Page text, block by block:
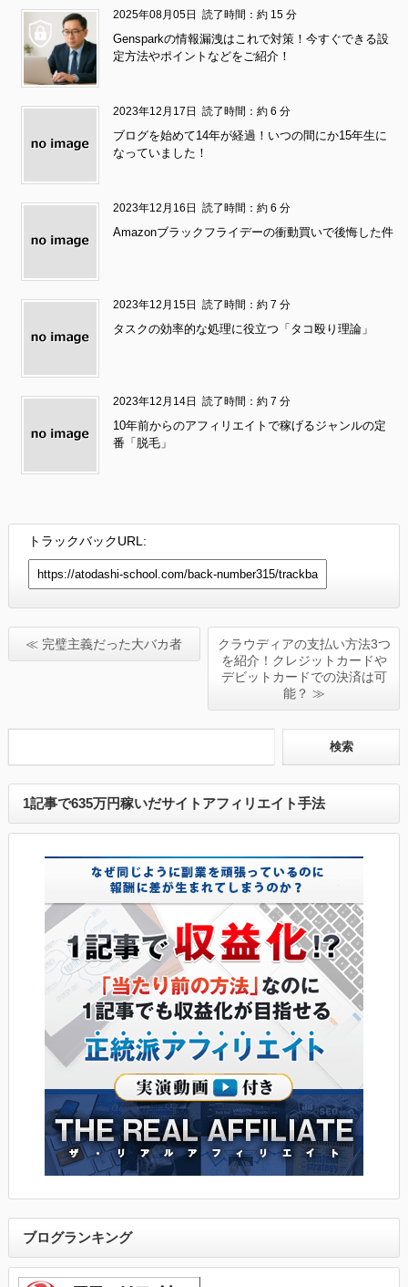
2025年08月05日読了時間：約 15 分
Gensparkの情報漏洩はこれで対策！今すぐできる設
定方法やポイントなどをご紹介！
2023年12月17日読了時間：約 6 分
ブログを始めて14年が経過！いつの間にか15年生に
なっていました！
2023年12月16日読了時間：約 6 分
Amazonブラックフライデーの衝動買いで後悔した件
2023年12月15日読了時間：約 7 分
タスクの効率的な処理に役立つ「タコ殴り理論」
2023年12月14日読了時間：約 7 分
10年前からのアフィリエイトで稼げるジャンルの定
番「脱毛」
トラックバックURL:
≪ 完璧主義だった大バカ者
クラウディアの支払い方法3つ
を紹介！クレジットカードや
デビットカードでの決済は可
能？ ≫
1記事で635万円稼いだサイトアフィリエイト手法
ブログランキング